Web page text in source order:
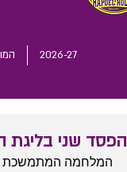
2026-27
הפסד שני בליגת האלופות
המלחמה המתמשכת